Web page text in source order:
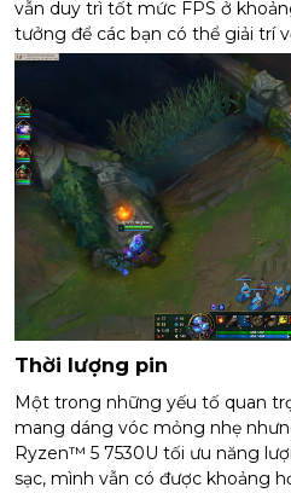
vẫn duy trì tốt mức FPS ở
tưởng để các bạn có thể giải trí
Thời lượng pin
Một trong những yếu tố quan
mang dáng vóc mỏng nhẹ
Ryzen™ 5 7530U tối ưu năng
sạc, mình vẫn có được khoảng